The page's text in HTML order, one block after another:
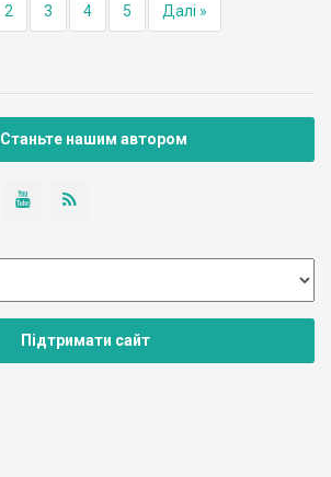
2 3 4 5 Далі »
Станьте нашим автором
Підтримати сайт